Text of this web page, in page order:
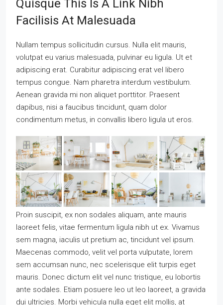
Quisque This Is A Link Nibh
Facilisis At Malesuada
Nullam tempus sollicitudin cursus. Nulla elit mauris,
volutpat eu varius malesuada, pulvinar eu ligula. Ut et
adipiscing erat. Curabitur adipiscing erat vel libero
tempus congue. Nam pharetra interdum vestibulum.
Aenean gravida mi non aliquet porttitor. Praesent
dapibus, nisi a faucibus tincidunt, quam dolor
condimentum metus, in convallis libero ligula ut eros.
Proin suscipit, ex non sodales aliquam, ante mauris
laoreet felis, vitae fermentum ligula nibh ut ex. Vivamus
sem magna, iaculis ut pretium ac, tincidunt vel ipsum.
Maecenas commodo, velit vel porta vulputate, lorem
sem accumsan nunc, nec scelerisque elit turpis eget
mauris. Donec dictum elit vel nunc tristique, eu lobortis
ante sodales. Etiam posuere leo ut leo laoreet, a gravida
dui ultricies. Morbi vehicula nulla eget elit mollis, at